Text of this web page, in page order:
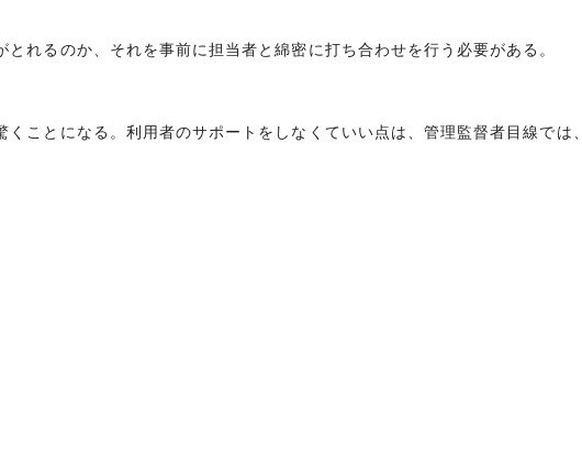
れるのか、それを事前に担当者と綿密に打ち合わせを行う必要がある。
ことになる。利用者のサポートをしなくていい点は、管理監督者目線では、